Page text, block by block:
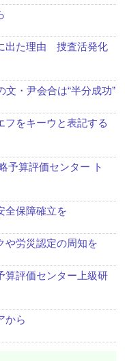
出た理由 捜査活発化
文・尹会合は“半分成功”
フをキーウと表記する
予算評価センター ト
全保障確立を
や労災認定の周知を
算評価センター上級研
から